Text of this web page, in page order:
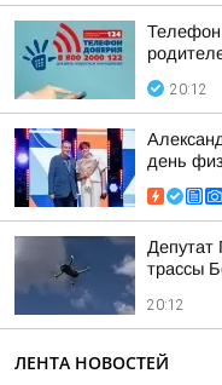
Телефон
20:12
день
Депутат
трассы
20:12
ЛЕНТА НОВОСТЕЙ